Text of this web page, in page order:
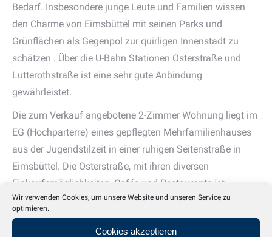
Wir verwenden Cookies, um unsere Website und unseren Service zu
optimieren.
Cookies akzeptieren
Bedarf. Insbesondere junge Leute und Familien wissen
den Charme von Eimsbüttel mit seinen Parks und
Grünflächen als Gegenpol zur quirligen Innenstadt zu
schätzen . Über die U-Bahn Stationen Osterstraße und
Lutterothstraße ist eine sehr gute Anbindung
gewährleistet.
Die zum Verkauf angebotene 2-Zimmer Wohnung liegt im
EG (Hochparterre) eines gepflegten Mehrfamilienhauses
aus der Jugendstilzeit in einer ruhigen Seitenstraße in
Eimsbüttel. Die Osterstraße, mit ihren diversen
Einkaufsmöglichkeiten, Cafés und Restaurants ist
fußläufig in wenigen Minuten erreichbar.
Die Wohnung spiegelt im Innern in vielen Details den